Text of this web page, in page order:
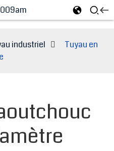
industriel
Tuyau en